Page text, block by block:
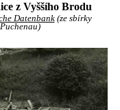
z Vyššího Brodu
Datenbank(ze sbírky